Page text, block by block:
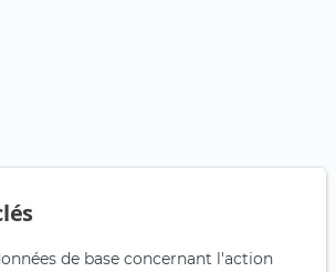
de base concernant l'action